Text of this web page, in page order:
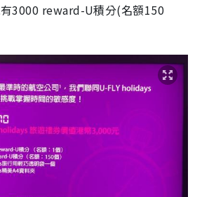
3000 reward-U積分(名額150